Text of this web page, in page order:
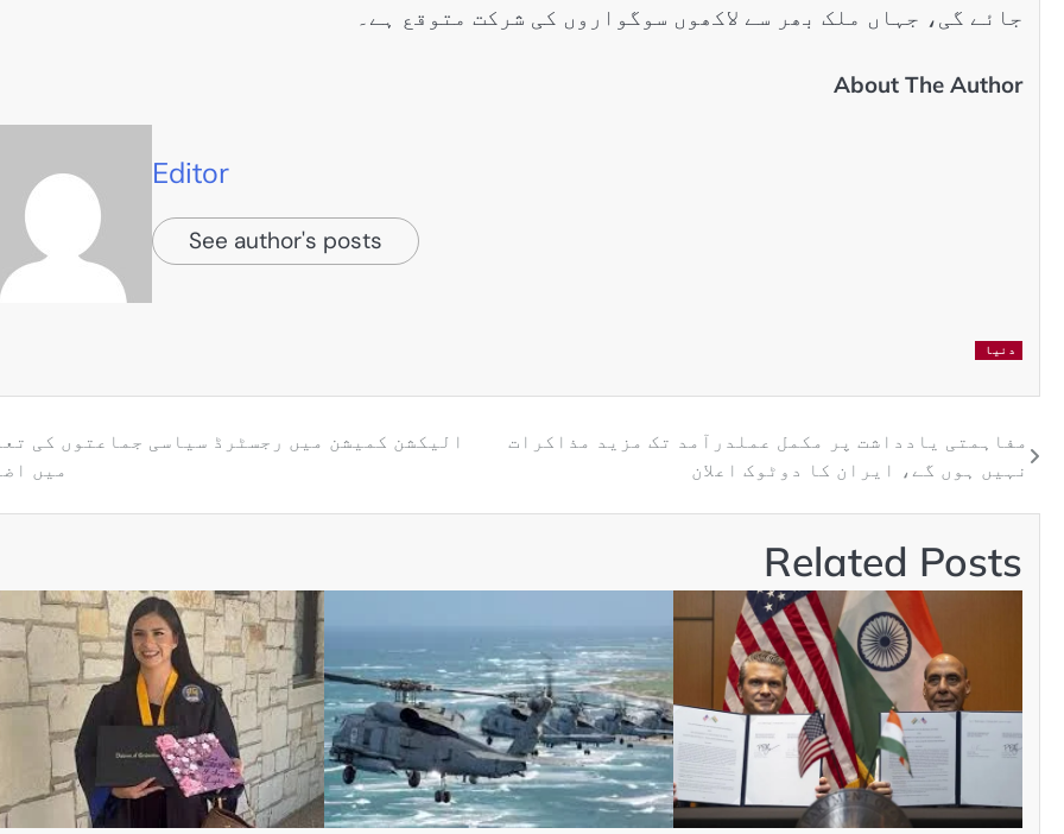
جائے گی، جہاں ملک بھر سے لاکھوں سوگواروں کی شرکت متوقع ہے۔
About The Author
Editor
See author's posts
دنیا
مفاہمتی یادداشت پر مکمل عملدرآمد تک مزید مذاکرات
نہیں ہوں گے، ایران کا دوٹوک اعلان
الیکشن کمیشن میں رجسٹرڈ سیاسی جماعتوں کی
میں
Related Posts